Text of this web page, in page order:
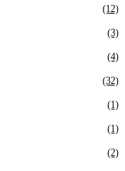
(12)
(3)
(4)
(32)
(1)
(1)
(2)